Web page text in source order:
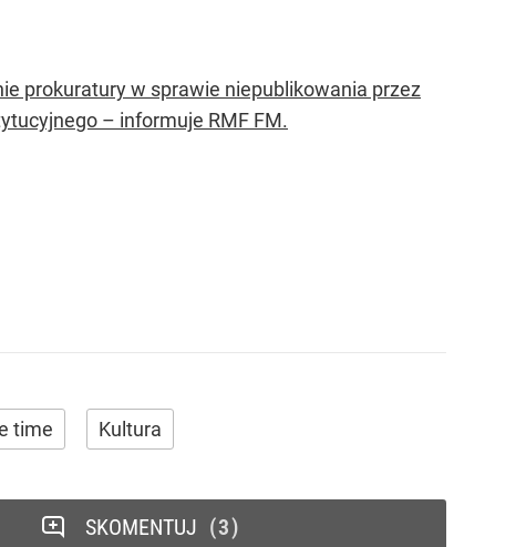
prokuratury w sprawie niepublikowania przez
– informuje RMF FM.
time Kultura
SKOMENTUJ 3